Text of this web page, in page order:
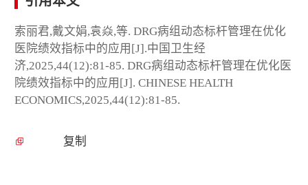
索丽君,戴文娟,袁焱,等. DRG病组动态标杆管理在优化
医院绩效指标中的应用[J].中国卫生经
济,2025,44(12):81-85. DRG病组动态标杆管理在优化医
院绩效指标中的应用[J]. CHINESE HEALTH
ECONOMICS,2025,44(12):81-85.
复制